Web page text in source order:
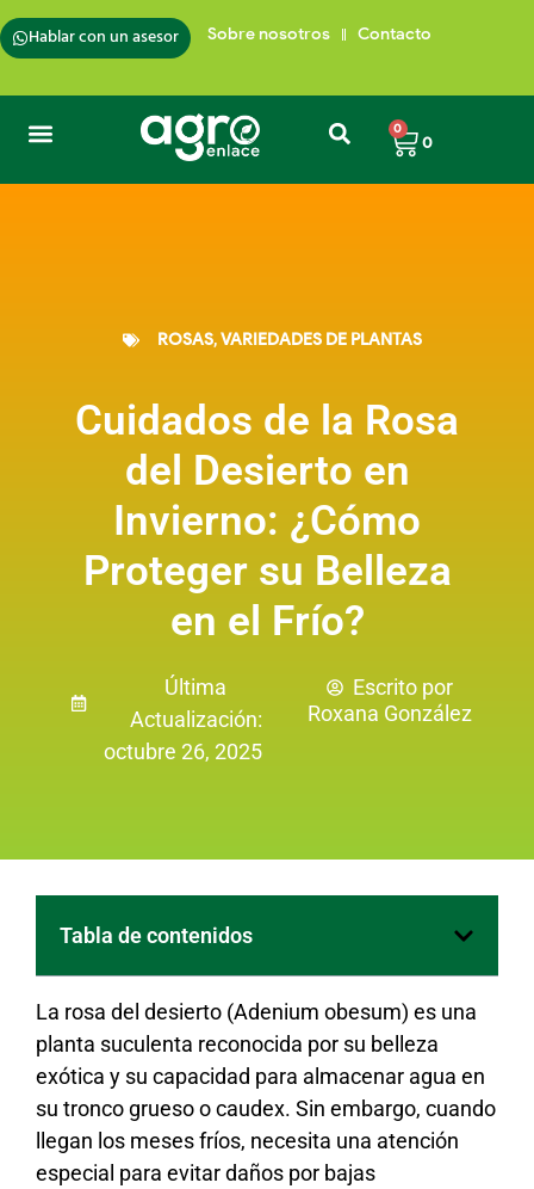
Hablar con un asesor Sobre nosotros Contacto
0
0
ROSAS,VARIEDADES DE PLANTAS
Cuidados de la Rosa
del Desierto en
Invierno: ¿Cómo
Proteger su Belleza
en el Frío?
Última
Actualización:
octubre 26, 2025
Escrito por
Roxana González
Tabla de contenidos
La rosa del desierto (Adenium obesum) es una
planta suculenta reconocida por su belleza
exótica y su capacidad para almacenar agua en
su tronco grueso o caudex. Sin embargo, cuando
llegan los meses fríos, necesita una atención
especial para evitar daños por bajas